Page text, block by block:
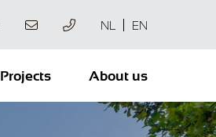
NL EN
Projects About us